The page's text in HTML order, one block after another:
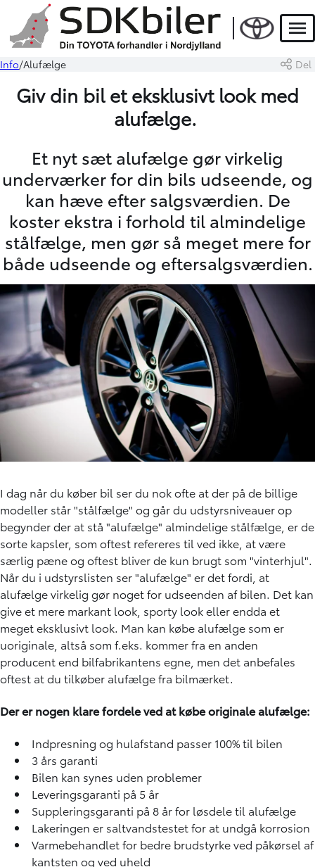
Info Alufælge Del
Giv din bil et eksklusivt look med
alufælge.
Et nyt sæt alufælge gør virkelig
underværker for din bils udseende, og
kan hæve efter salgsværdien. De
koster ekstra i forhold til almindelige
stålfælge, men gør så meget mere for
både udseende og eftersalgsværdien.
I dag når du køber bil ser du nok ofte at der på de billige
modeller står "stålfælge" og går du udstyrsniveauer op
begynder der at stå "alufælge" almindelige stålfælge, er de
sorte kapsler, som oftest refereres til ved ikke, at være
særlig pæne og oftest bliver de kun brugt som "vinterhjul".
Når du i udstyrslisten ser "alufælge" er det fordi, at
alufælge virkelig gør noget for udseenden af bilen. Det kan
give et mere markant look, sporty look eller endda et
meget eksklusivt look. Man kan købe alufælge som er
uoriginale, altså som f.eks. kommer fra en anden
producent end bilfabrikantens egne, men det anbefales
oftest at du tilkøber alufælge fra bilmærket.
Der er nogen klare fordele ved at købe originale alufælge:
Indpresning og hulafstand passer 100% til bilen
3 års garanti
Bilen kan synes uden problemer
Leveringsgaranti på 5 år
Suppleringsgaranti på 8 år for løsdele til alufælge
Lakeringen er saltvandstestet for at undgå korrosion
Varmebehandlet for bedre brudstyrke ved påkørsel af
kantsten og ved uheld